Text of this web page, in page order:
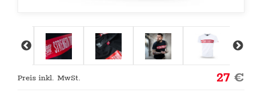
Preis inkl. MwSt. 27€